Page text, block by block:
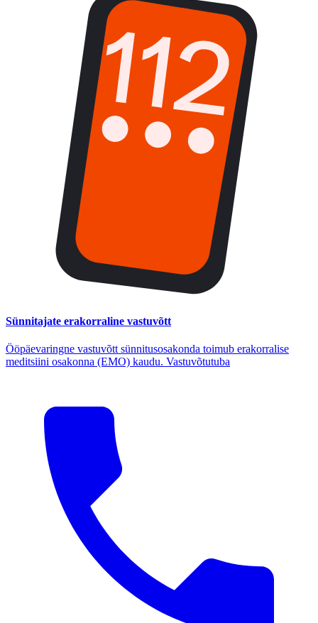
Sünnitajate erakorraline vastuvõtt
Ööpäevaringne vastuvõtt sünnitusosakonda toimub erakorralise
meditsiini osakonna (EMO) kaudu. Vastuvõtutuba